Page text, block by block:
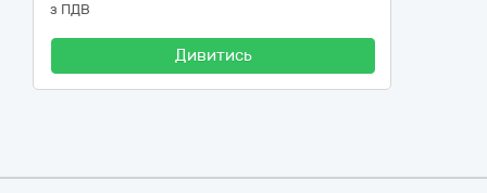
з ПДВ
Дивитись